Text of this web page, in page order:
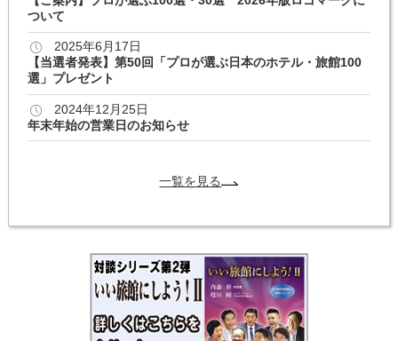
ついて
2025年6月17日
【当選者発表】第50回「プロが選ぶ日本のホテル・旅館100
選」プレゼント
2024年12月25日
年末年始の営業日のお知らせ
一覧を見る